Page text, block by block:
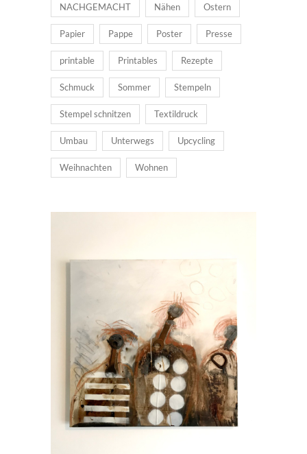
NACHGEMACHT Nähen Ostern
Papier Pappe Poster Presse
printable Printables Rezepte
Schmuck Sommer Stempeln
Stempel schnitzen Textildruck
Umbau Unterwegs Upcycling
Weihnachten Wohnen